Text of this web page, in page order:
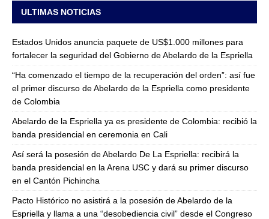
ULTIMAS NOTICIAS
Estados Unidos anuncia paquete de US$1.000 millones para
fortalecer la seguridad del Gobierno de Abelardo de la Espriella
“Ha comenzado el tiempo de la recuperación del orden”: así fue
el primer discurso de Abelardo de la Espriella como presidente
de Colombia
Abelardo de la Espriella ya es presidente de Colombia: recibió la
banda presidencial en ceremonia en Cali
Así será la posesión de Abelardo De La Espriella: recibirá la
banda presidencial en la Arena USC y dará su primer discurso
en el Cantón Pichincha
Pacto Histórico no asistirá a la posesión de Abelardo de la
Espriella y llama a una “desobediencia civil” desde el Congreso